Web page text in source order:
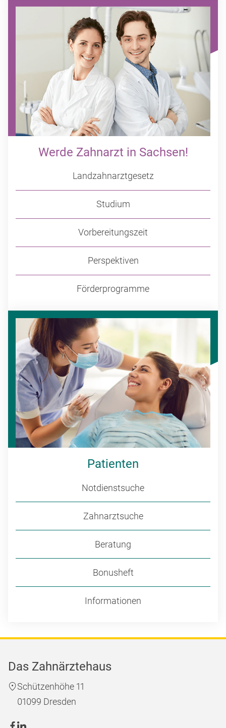
Werde Zahnarzt in Sachsen!
Landzahnarztgesetz
Studium
Vorbereitungszeit
Perspektiven
Förderprogramme
Patienten
Notdienstsuche
Zahnarztsuche
Beratung
Bonusheft
Informationen
Das Zahnärztehaus
Schützenhöhe 11
01099 Dresden